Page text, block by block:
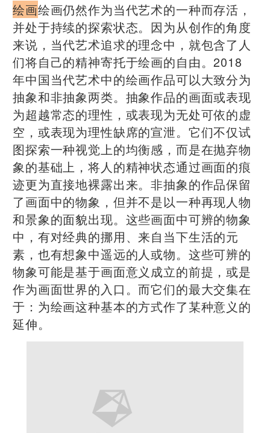
绘画绘画仍然作为当代艺术的一种而存活，
并处于持续的探索状态。因为从创作的角度
来说，当代艺术追求的理念中，就包含了人
们将自己的精神寄托于绘画的自由。2018
年中国当代艺术中的绘画作品可以大致分为
抽象和非抽象两类。抽象作品的画面或表现
为超越常态的理性，或表现为无处可依的虚
空，或表现为理性缺席的宣泄。它们不仅试
图探索一种视觉上的均衡感，而是在抛弃物
象的基础上，将人的精神状态通过画面的痕
迹更为直接地裸露出来。非抽象的作品保留
了画面中的物象，但并不是以一种再现人物
和景象的面貌出现。这些画面中可辨的物象
中，有对经典的挪用、来自当下生活的元
素，也有想象中遥远的人或物。这些可辨的
物象可能是基于画面意义成立的前提，或是
作为画面世界的入口。而它们的最大交集在
于：为绘画这种基本的方式作了某种意义的
延伸。